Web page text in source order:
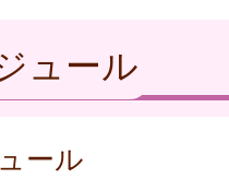
ュール
ール